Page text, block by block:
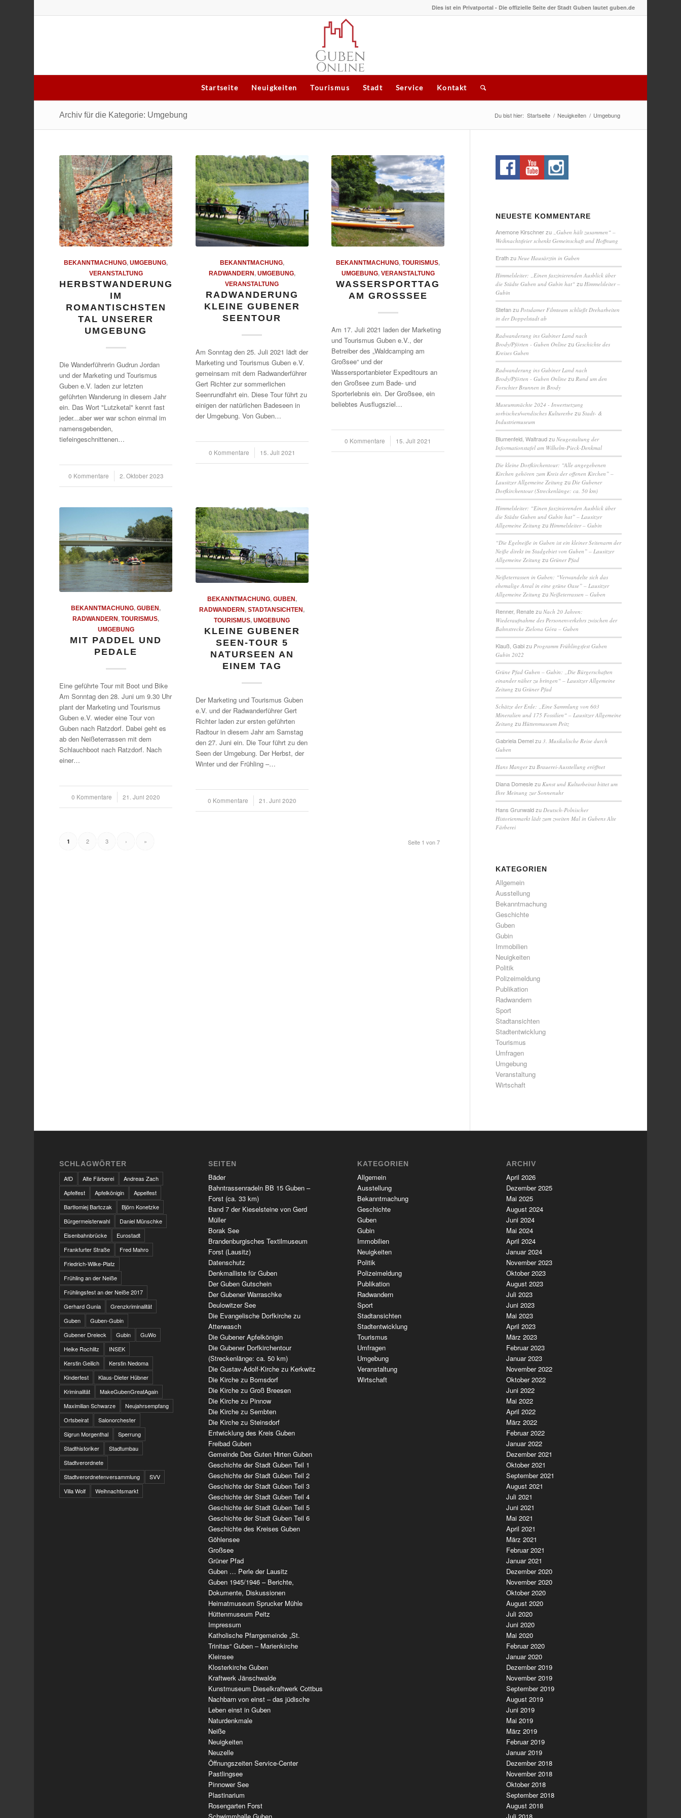
Dies ist ein Privatportal - Die offizielle Seite der Stadt Guben lautet guben.de
Startseite Neuigkeiten Tourismus Stadt Service Kontakt
Archiv für die Kategorie: Umgebung Du bist hier: Startseite / Neuigkeiten / Umgebung
BEKANNTMACHUNG,UMGEBUNG,
VERANSTALTUNG
HERBSTWANDERUNG
IM
ROMANTISCHSTEN
TAL UNSERER
UMGEBUNG
Die Wanderführerin Gudrun Jordan
und der Marketing und Tourismus
Guben e.V. laden zur letzten
geführten Wanderung in diesem Jahr
ein. Das Wort "Lutzketal" kennt fast
jeder...aber wer war schon einmal im
namensgebenden,
tiefeingeschnittenen…
0 Kommentare
/ 2. Oktober 2023
BEKANNTMACHUNG,
RADWANDERN , UMGEBUNG,
VERANSTALTUNG
RADWANDERUNG
KLEINE GUBENER
SEENTOUR
Am Sonntag den 25. Juli 2021 lädt der
Marketing und Tourismus Guben e.V.
gemeinsam mit dem Radwanderführer
Gert Richter zur sommerlichen
Seenrundfahrt ein. Diese Tour führt zu
einigen der natürlichen Badeseen in
der Umgebung. Von Guben…
0 Kommentare
/ 15. Juli 2021
BEKANNTMACHUNG,TOURISMUS,
UMGEBUNG, VERANSTALTUNG
WASSERSPORTTAG
AM GROSSSEE
Am 17. Juli 2021 laden der Marketing
und Tourismus Guben e.V., der
Betreiber des „Waldcamping am
Großsee“ und der
Wassersportanbieter Expeditours an
den Großsee zum Bade- und
Sporterlebnis ein. Der Großsee, ein
beliebtes Ausflugsziel…
0 Kommentare
/ 15. Juli 2021
BEKANNTMACHUNG,GUBEN ,
RADWANDERN ,TOURISMUS,
UMGEBUNG
MIT PADDEL UND
PEDALE
Eine geführte Tour mit Boot und Bike
Am Sonntag den 28. Juni um 9.30 Uhr
plant der Marketing und Tourismus
Guben e.V. wieder eine Tour von
Guben nach Ratzdorf. Dabei geht es
ab den Neißeterrassen mit dem
Schlauchboot nach Ratzdorf. Nach
einer…
0 Kommentare
/ 21. Juni 2020
BEKANNTMACHUNG, GUBEN,
RADWANDERN,STADTANSICHTEN,
TOURISMUS,UMGEBUNG
KLEINE GUBENER
SEEN-TOUR 5
NATURSEEN AN
EINEM TAG
Der Marketing und Tourismus Guben
e.V. und der Radwanderführer Gert
Richter laden zur ersten geführten
Radtour in diesem Jahr am Samstag
den 27. Juni ein. Die Tour führt zu den
Seen der Umgebung. Der Herbst, der
Winter und der Frühling –…
0 Kommentare
/ 21. Juni 2020
Seite 1 von 7
1 2 3 › »
NEUESTE KOMMENTARE
Anemone Kirschnerzu „Guben hält zusammen“ –
Weihnachtsfeier schenkt Gemeinschaft und Hoffnung
ErathzuNeue Hausärztin in Guben
Himmelsleiter: „Einen faszinierenden Ausblick über
die Städte Guben und Gubin hat“ zu Himmelsleiter –
Gubin
Stefanzu Potsdamer Filmteam schließt Dreharbeiten
in der Doppelstadt ab
Radwanderung ins Gubiner Land nach
Brody/Pförten - Guben Online zuGeschichte des
Kreises Guben
Radwanderung ins Gubiner Land nach
Brody/Pförten - Guben Online zu Rund um den
Forschter Brunnen in Brody
Museumsnächte 2024 - Inwertsetzung
sorbisches/wendisches Kulturerbe zuStadt- &
Industriemuseum
Blumenfeld, WaltraudzuNeugestaltung der
Informationstafel am Wilhelm-Pieck-Denkmal
Die kleine Dorfkirchentour: “Alle angegebenen
Kirchen gehören zum Kreis der offenen Kirchen” –
Lausitzer Allgemeine Zeitung zu Die Gubener
Dorfkirchentour (Streckenlänge: ca. 50 km)
Himmelsleiter: “Einen faszinierenden Ausblick über
die Städte Guben und Gubin hat” – Lausitzer
Allgemeine Zeitung zu Himmelsleiter – Gubin
“Die Egelneiße in Guben ist ein kleiner Seitenarm der
Neiße direkt im Stadgebiet von Guben” – Lausitzer
Allgemeine Zeitung zuGrüner Pfad
Neißeterrassen in Guben: “Verwandelte sich das
ehemalige Areal in eine grüne Oase” – Lausitzer
Allgemeine Zeitung zuNeißeterrassen – Guben
Renner, RenatezuNach 20 Jahren:
Wiederaufnahme des Personenverkehrs zwischen der
Bahnstrecke Zielona Góra – Guben
Klauß, Gabizu Programm Frühlingsfest Guben
Gubin 2022
Grüne Pfad Guben – Gubin: „Die Bürgerschaften
einander näher zu bringen“ – Lausitzer Allgemeine
Zeitung zuGrüner Pfad
Schätze der Erde: „Eine Sammlung von 603
Mineralien und 175 Fossilien“ – Lausitzer Allgemeine
Zeitung zu Hüttenmuseum Peitz
Gabriela Demelzu 3. Musikalische Reise durch
Guben
Hans Mangerzu Brauerei-Ausstellung eröffnet
Diana Domeslezu Kunst und Kulturbeirat bittet um
Ihre Meinung zur Sonnenuhr
Hans Grunwaldzu Deutsch-Polnischer
Historienmarkt lädt zum zweiten Mal in Gubens Alte
Färberei
KATEGORIEN
Allgemein
Ausstellung
Bekanntmachung
Geschichte
Guben
Gubin
Immobilien
Neuigkeiten
Politik
Polizeimeldung
Publikation
Radwandern
Sport
Stadtansichten
Stadtentwicklung
Tourismus
Umfragen
Umgebung
Veranstaltung
Wirtschaft
SCHLAGWÖRTER
AfD
Alte Färberei
Andreas Zach
Apfelfest
Apfelkönigin
Appelfest
Bartłomiej Bartczak
Björn Konetzke
Bürgermeisterwahl
Daniel Münschke
Eisenbahnbrücke
Eurostadt
Frankfurter Straße
Fred Mahro
Friedrich-Wilke-Platz
Frühling an der Neiße
Frühlingsfest an der Neiße 2017
Gerhard Gunia
Grenzkriminalität
Guben
Guben-Gubin
Gubener Dreieck
Gubin
GuWo
Heike Rochlitz
INSEK
Kerstin Geilich
Kerstin Nedoma
Kinderfest
Klaus-Dieter Hübner
Kriminalität
MakeGubenGreatAgain
Maximilian Schwarze
Neujahrsempfang
Ortsbeirat
Salonorchester
Sigrun Morgenthal
Sperrung
Stadthistoriker
Stadtumbau
Stadtverordnete
Stadtverordnetenversammlung
SVV
Villa Wolf
Weihnachtsmarkt
SEITEN
Bäder
Bahntrassenradeln BB 15 Guben –
Forst (ca. 33 km)
Band 7 der Kieselsteine von Gerd
Müller
Borak See
Brandenburgisches Textilmuseum
Forst (Lausitz)
Datenschutz
Denkmalliste für Guben
Der Guben Gutschein
Der Gubener Warraschke
Deulowitzer See
Die Evangelische Dorfkirche zu
Atterwasch
Die Gubener Apfelkönigin
Die Gubener Dorfkirchentour
(Streckenlänge: ca. 50 km)
Die Gustav-Adolf-Kirche zu Kerkwitz
Die Kirche zu Bomsdorf
Die Kirche zu Groß Breesen
Die Kirche zu Pinnow
Die Kirche zu Sembten
Die Kirche zu Steinsdorf
Entwicklung des Kreis Guben
Freibad Guben
Gemeinde Des Guten Hirten Guben
Geschichte der Stadt Guben Teil 1
Geschichte der Stadt Guben Teil 2
Geschichte der Stadt Guben Teil 3
Geschichte der Stadt Guben Teil 4
Geschichte der Stadt Guben Teil 5
Geschichte der Stadt Guben Teil 6
Geschichte des Kreises Guben
Göhlensee
Großsee
Grüner Pfad
Guben … Perle der Lausitz
Guben 1945/1946 – Berichte,
Dokumente, Diskussionen
Heimatmuseum Sprucker Mühle
Hüttenmuseum Peitz
Impressum
Katholische Pfarrgemeinde „St.
Trinitas“ Guben – Marienkirche
Kleinsee
Klosterkirche Guben
Kraftwerk Jänschwalde
Kunstmuseum Dieselkraftwerk Cottbus
Nachbarn von einst – das jüdische
Leben einst in Guben
Naturdenkmale
Neiße
Neuigkeiten
Neuzelle
Öffnungszeiten Service-Center
Pastlingsee
Pinnower See
Plastinarium
Rosengarten Forst
KATEGORIEN
Allgemein
Ausstellung
Bekanntmachung
Geschichte
Guben
Gubin
Immobilien
Neuigkeiten
Politik
Polizeimeldung
Publikation
Radwandern
Sport
Stadtansichten
Stadtentwicklung
Tourismus
Umfragen
Umgebung
Veranstaltung
Wirtschaft
ARCHIV
April 2026
Dezember 2025
Mai 2025
August 2024
Juni 2024
Mai 2024
April 2024
Januar 2024
November 2023
Oktober 2023
August 2023
Juli 2023
Juni 2023
Mai 2023
April 2023
März 2023
Februar 2023
Januar 2023
November 2022
Oktober 2022
Juni 2022
Mai 2022
April 2022
März 2022
Februar 2022
Januar 2022
Dezember 2021
Oktober 2021
September 2021
August 2021
Juli 2021
Juni 2021
Mai 2021
April 2021
März 2021
Februar 2021
Januar 2021
Dezember 2020
November 2020
Oktober 2020
August 2020
Juli 2020
Juni 2020
Mai 2020
Februar 2020
Januar 2020
Dezember 2019
November 2019
September 2019
August 2019
Juni 2019
Mai 2019
März 2019
Februar 2019
Januar 2019
Dezember 2018
November 2018
Oktober 2018
September 2018
August 2018